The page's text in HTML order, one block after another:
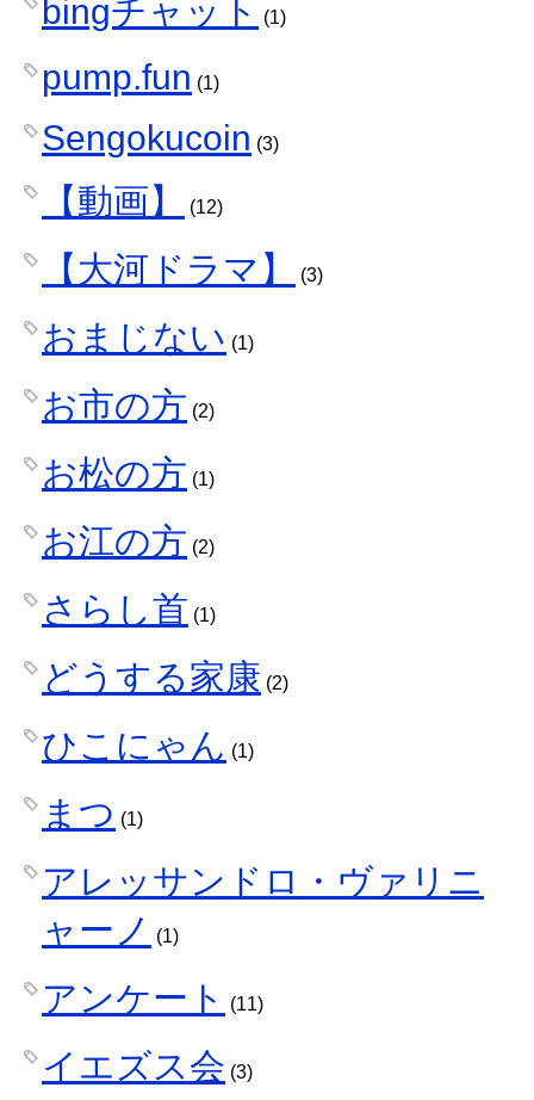
bingチャット (1)
pump.fun (1)
Sengokucoin (3)
【動画】 (12)
【大河ドラマ】 (3)
おまじない (1)
お市の方 (2)
お松の方 (1)
お江の方 (2)
さらし首 (1)
どうする家康 (2)
ひこにゃん (1)
まつ (1)
アレッサンドロ・ヴァリニ
ャーノ
(1)
アンケート (11)
イエズス会 (3)